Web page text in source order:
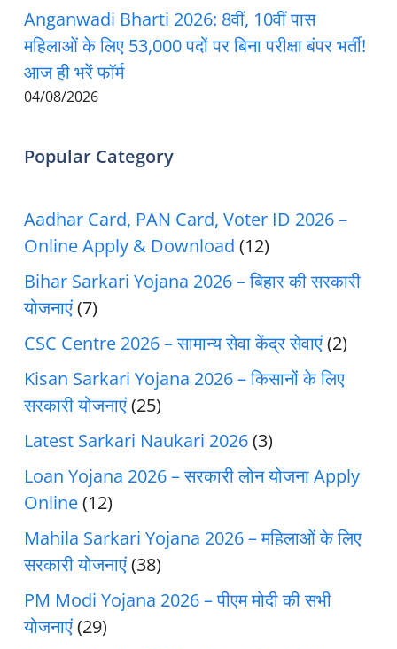
Anganwadi Bharti 2026: 8वीं, 10वीं पास
महिलाओं के लिए 53,000 पदों पर बिना परीक्षा बंपर भर्ती!
आज ही भरें फॉर्म
04/08/2026
Popular Category
Aadhar Card, PAN Card, Voter ID 2026 –
Online Apply & Download (12)
Bihar Sarkari Yojana 2026 – बिहार की सरकारी
योजनाएं(7)
CSC Centre 2026 – सामान्य सेवा केंद्र सेवाएं(2)
Kisan Sarkari Yojana 2026 – किसानों के लिए
सरकारी योजनाएं(25)
Latest Sarkari Naukari 2026(3)
Loan Yojana 2026 – सरकारी लोन योजना Apply
Online(12)
Mahila Sarkari Yojana 2026 – महिलाओं के लिए
सरकारी योजनाएं(38)
PM Modi Yojana 2026 – पीएम मोदी की सभी
योजनाएं(29)